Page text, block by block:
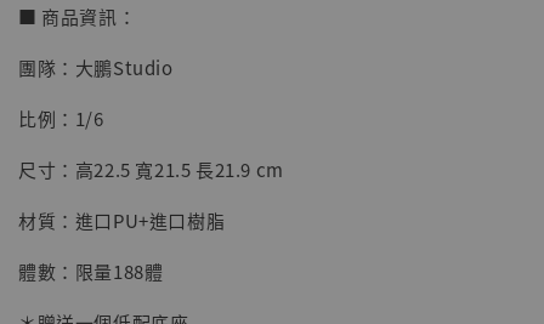
【店內現貨】七龍珠 系列蒐藏雕像 悟空 鳥山
明紀念款 [奇蹟工作室]
NT$ 5,580
■ 商品資訊：
團隊：大鵬Studio
比例：1/6
尺寸：高22.5 寬21.5 長21.9 cm
材質：進口PU+進口樹脂
體數：限量188體